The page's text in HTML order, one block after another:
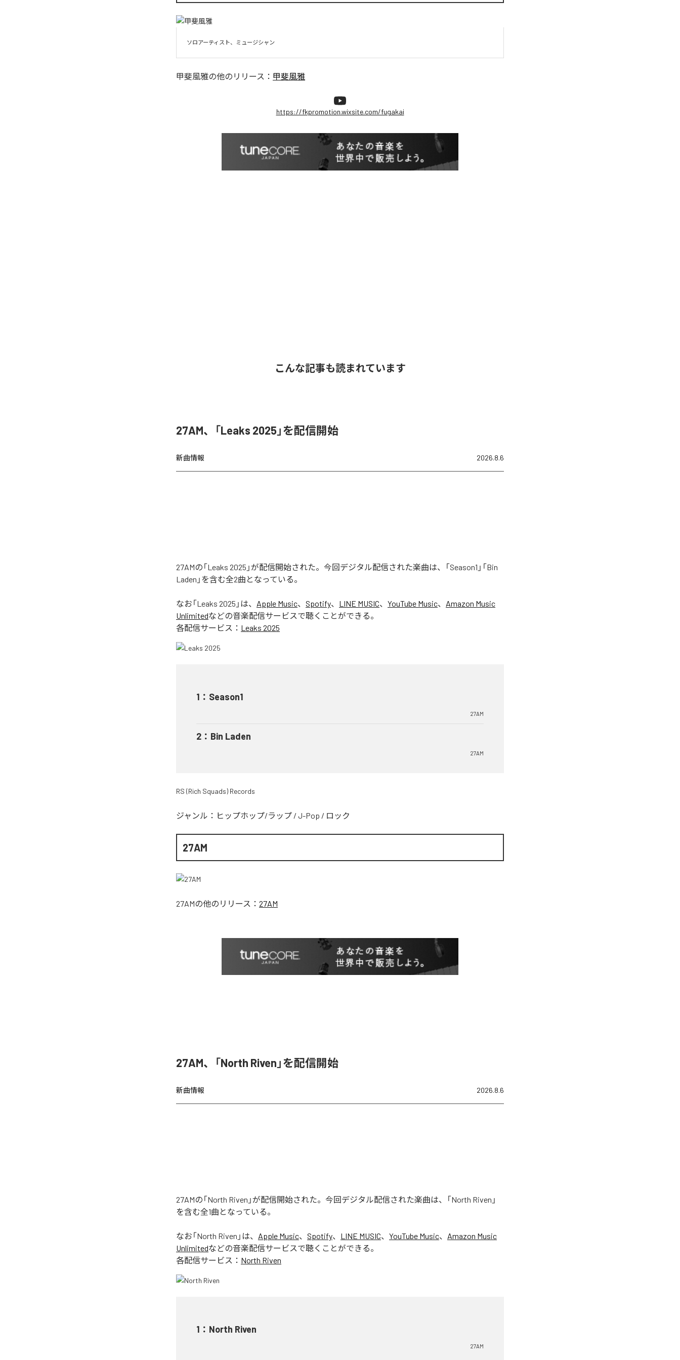
ソロアーティスト、ミュージシャン
甲斐風雅の他のリリース： 甲斐風雅
https://fkpromotion.wixsite.com/fugakai
こんな記事も読まれています
27AM、「Leaks 2025」を配信開始
新曲情報 2026.8.6
27AMの「Leaks 2025」が配信開始された。今回デジタル配信された楽曲は、「Season1」「Bin
Laden」を含む全2曲となっている。
なお「Leaks 2025 」は、 Apple Music、 Spotify、 LINE MUSIC、 YouTube Music、 Amazon Music
Unlimitedなどの音楽配信サービスで聴くことができる。
各配信サービス： Leaks 2025
1 ： Season1
27AM
2 ： Bin Laden
27AM
RS (Rich Squads) Records
ジャンル： ヒップホップ/ラップ / J-Pop / ロック
27AM
27AMの他のリリース： 27AM
27AM、「North Riven」を配信開始
新曲情報 2026.8.6
27AMの「North Riven」が配信開始された。今回デジタル配信された楽曲は、「North Riven」
を含む全1曲となっている。
なお「North Riven 」は、 Apple Music、 Spotify、 LINE MUSIC、 YouTube Music、 Amazon Music
Unlimitedなどの音楽配信サービスで聴くことができる。
各配信サービス： North Riven
1 ： North Riven
27AM